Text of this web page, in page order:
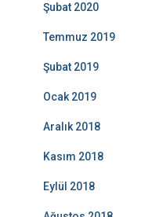
Şubat 2020
Temmuz 2019
Şubat 2019
Ocak 2019
Aralık 2018
Kasım 2018
Eylül 2018